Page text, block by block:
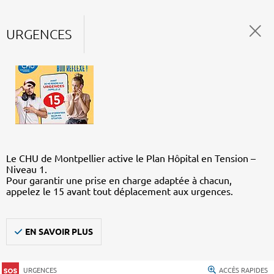
URGENCES
Le CHU de Montpellier active le Plan Hôpital en Tension –
Niveau 1.
Pour garantir une prise en charge adaptée à chacun,
appelez le 15 avant tout déplacement aux urgences.
EN SAVOIR PLUS
URGENCES ACCÈS RAPIDES